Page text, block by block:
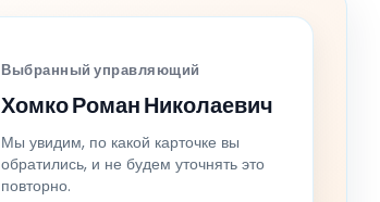
Выбранный управляющий
Хомко Роман Николаевич
Мы увидим, по какой карточке вы
обратились, и не будем уточнять это
повторно.